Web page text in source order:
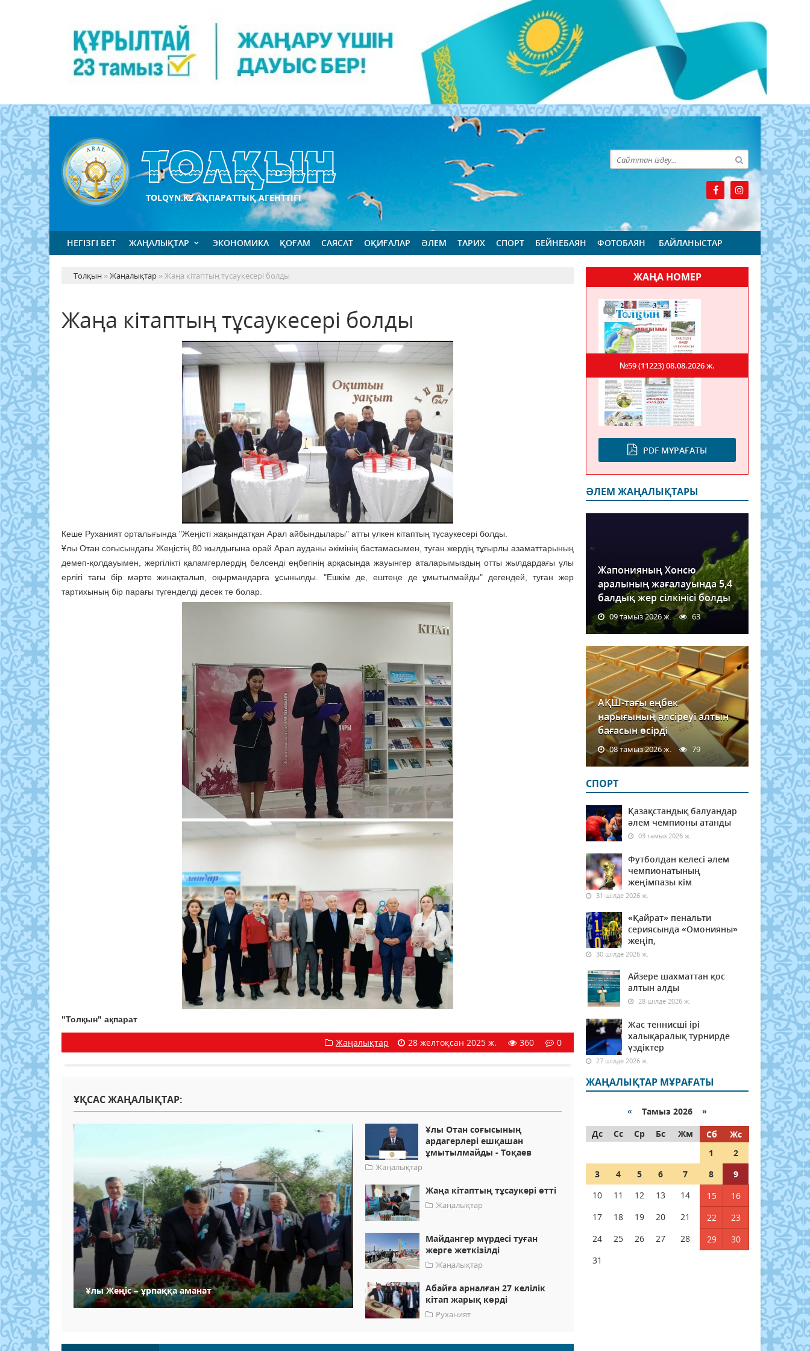
TOLQYN.KZ АҚПАРАТТЫҚ АГЕНТТІГІ
НЕГІЗГІ БЕТ ЖАҢАЛЫҚТАР ЭКОНОМИКА ҚОҒАМ САЯСАТ ОҚИҒАЛАР ӘЛЕМ ТАРИХ СПОРТ БЕЙНЕБАЯН ФОТОБАЯН БАЙЛАНЫСТАР
Толқын »Жаңалықтар » Жаңа кітаптың тұсаукесері болды
Жаңа кітаптың тұсаукесері болды
Кеше Руханият орталығында "Жеңісті жақындатқан Арал айбындылары" атты үлкен кітаптың тұсаукесері болды.
Ұлы Отан соғысындағы Жеңістің 80 жылдығына орай Арал ауданы әкімінің бастамасымен, туған жердің тұғырлы азаматтарының
демеп-қолдауымен, жергілікті қаламгерлердің белсенді еңбегінің арқасында жауынгер аталарымыздың отты жылдардағы ұлы
ерлігі тағы бір мәрте жинақталып, оқырмандарға ұсынылды. "Ешкім де, ештеңе де ұмытылмайды" дегендей, туған жер
тартихының бір парағы түгенделді десек те болар.
"Толқын" ақпарат
Жаңалықтар 28 желтоқсан 2025 ж. 360 0
ҰҚСАС ЖАҢАЛЫҚТАР:
Ұлы Жеңіс – ұрпаққа аманат
Ұлы Отан соғысының
ардагерлері ешқашан
ұмытылмайды - Тоқаев
Жаңалықтар
Жаңа кітаптың тұсаукері өтті
Жаңалықтар
Майдангер мүрдесі туған
жерге жеткізілді
Жаңалықтар
Абайға арналған 27 келілік
кітап жарық көрді
Руханият
ЖАҢА НОМЕР
PDF МҰРАҒАТЫ
№59 (11223)08.08.2026 ж.
ӘЛЕМ ЖАҢАЛЫҚТАРЫ
Жапонияның Хонсю
аралының жағалауында 5,4
балдық жер сілкінісі болды
09 тамыз 2026 ж. 63
АҚШ-тағы еңбек
нарығының әлсіреуі алтын
бағасын өсірді
08 тамыз 2026 ж. 79
СПОРТ
Қазақстандық балуандар
әлем чемпионы атанды
03 тамыз 2026 ж.
Футболдан келесі әлем
чемпионатының
жеңімпазы кім
31 шілде 2026 ж.
«Қайрат» пенальти
сериясында «Омонияны»
жеңіп,
30 шілде 2026 ж.
Айзере шахматтан қос
алтын алды
28 шілде 2026 ж.
Жас теннисші ірі
халықаралық турнирде
үздіктер
27 шілде 2026 ж.
ЖАҢАЛЫҚТАР МҰРАҒАТЫ
« Тамыз 2026 »
Дс
Сс Ср Бс Жм Сб
Жс
1
2
3
4 5 6 7 8
9
10
11 12 13 14 15
16
17
18 19 20 21 22
23
24
25 26 27 28 29
30
31